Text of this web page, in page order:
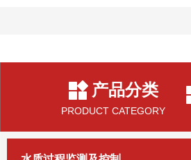
产品分类
PRODUCT CATEGORY